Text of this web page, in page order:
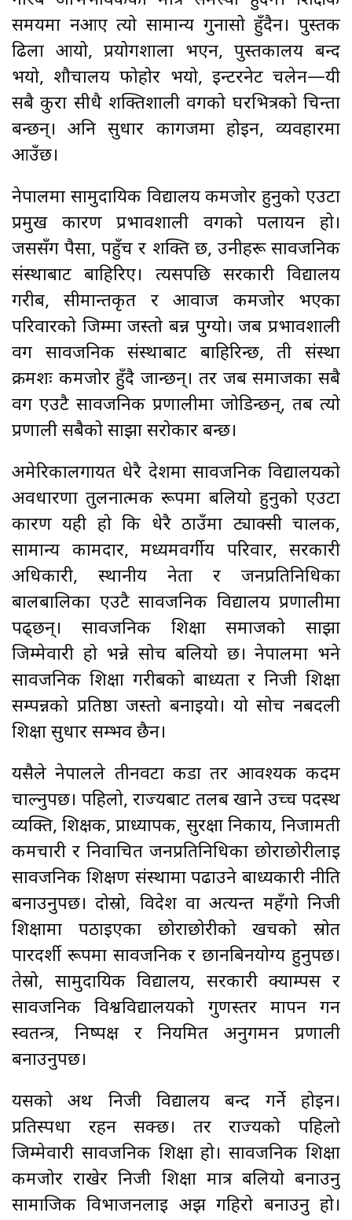
समयमा नआए त्यो सामान्य गुनासो हुँदैन। पुस्तक
ढिला आयो, प्रयोगशाला भएन, पुस्तकालय बन्द
भयो, शौचालय फोहोर भयो, इन्टरनेट चलेन—यी
सबै कुरा सीधै शक्तिशाली वर्गको घरभित्रको चिन्ता
बन्छन्। अनि सुधार कागजमा होइन, व्यवहारमा
आउँछ।
नेपालमा सामुदायिक विद्यालय कमजोर हुनुको एउटा
प्रमुख कारण प्रभावशाली वर्गको पलायन हो।
जससँग पैसा, पहुँच र शक्ति छ, उनीहरू सार्वजनिक
संस्थाबाट बाहिरिए। त्यसपछि सरकारी विद्यालय
गरीब, सीमान्तकृत र आवाज कमजोर भएका
परिवारको जिम्मा जस्तो बन्न पुग्यो। जब प्रभावशाली
वर्ग सार्वजनिक संस्थाबाट बाहिरिन्छ, ती संस्था
क्रमशः कमजोर हुँदै जान्छन्। तर जब समाजका सबै
वर्ग एउटै सार्वजनिक प्रणालीमा जोडिन्छन्, तब त्यो
प्रणाली सबैको साझा सरोकार बन्छ।
अमेरिकालगायत धेरै देशमा सार्वजनिक विद्यालयको
अवधारणा तुलनात्मक रूपमा बलियो हुनुको एउटा
कारण यही हो कि धेरै ठाउँमा ट्याक्सी चालक,
सामान्य कामदार, मध्यमवर्गीय परिवार, सरकारी
अधिकारी, स्थानीय नेता र जनप्रतिनिधिका
बालबालिका एउटै सार्वजनिक विद्यालय प्रणालीमा
पढ्छन्। सार्वजनिक शिक्षा समाजको साझा
जिम्मेवारी हो भन्ने सोच बलियो छ। नेपालमा भने
सार्वजनिक शिक्षा गरीबको बाध्यता र निजी शिक्षा
सम्पन्नको प्रतिष्ठा जस्तो बनाइयो। यो सोच नबदली
शिक्षा सुधार सम्भव छैन।
यसैले नेपालले तीनवटा कडा तर आवश्यक कदम
चाल्नुपर्छ। पहिलो, राज्यबाट तलब खाने उच्च पदस्थ
व्यक्ति, शिक्षक, प्राध्यापक, सुरक्षा निकाय, निजामती
कर्मचारी र निर्वाचित जनप्रतिनिधिका छोराछोरीलाई
सार्वजनिक शिक्षण संस्थामा पढाउने बाध्यकारी नीति
बनाउनुपर्छ। दोस्रो, विदेश वा अत्यन्त महँगो निजी
शिक्षामा पठाइएका छोराछोरीको खर्चको स्रोत
पारदर्शी रूपमा सार्वजनिक र छानबिनयोग्य हुनुपर्छ।
तेस्रो, सामुदायिक विद्यालय, सरकारी क्याम्पस र
सार्वजनिक विश्वविद्यालयको गुणस्तर मापन गर्न
स्वतन्त्र, निष्पक्ष र नियमित अनुगमन प्रणाली
बनाउनुपर्छ।
यसको अर्थ निजी विद्यालय बन्द गर्ने होइन।
प्रतिस्पर्धा रहन सक्छ। तर राज्यको पहिलो
जिम्मेवारी सार्वजनिक शिक्षा हो। सार्वजनिक शिक्षा
कमजोर राखेर निजी शिक्षा मात्र बलियो बनाउनु
सामाजिक विभाजनलाई अझ गहिरो बनाउनु हो।